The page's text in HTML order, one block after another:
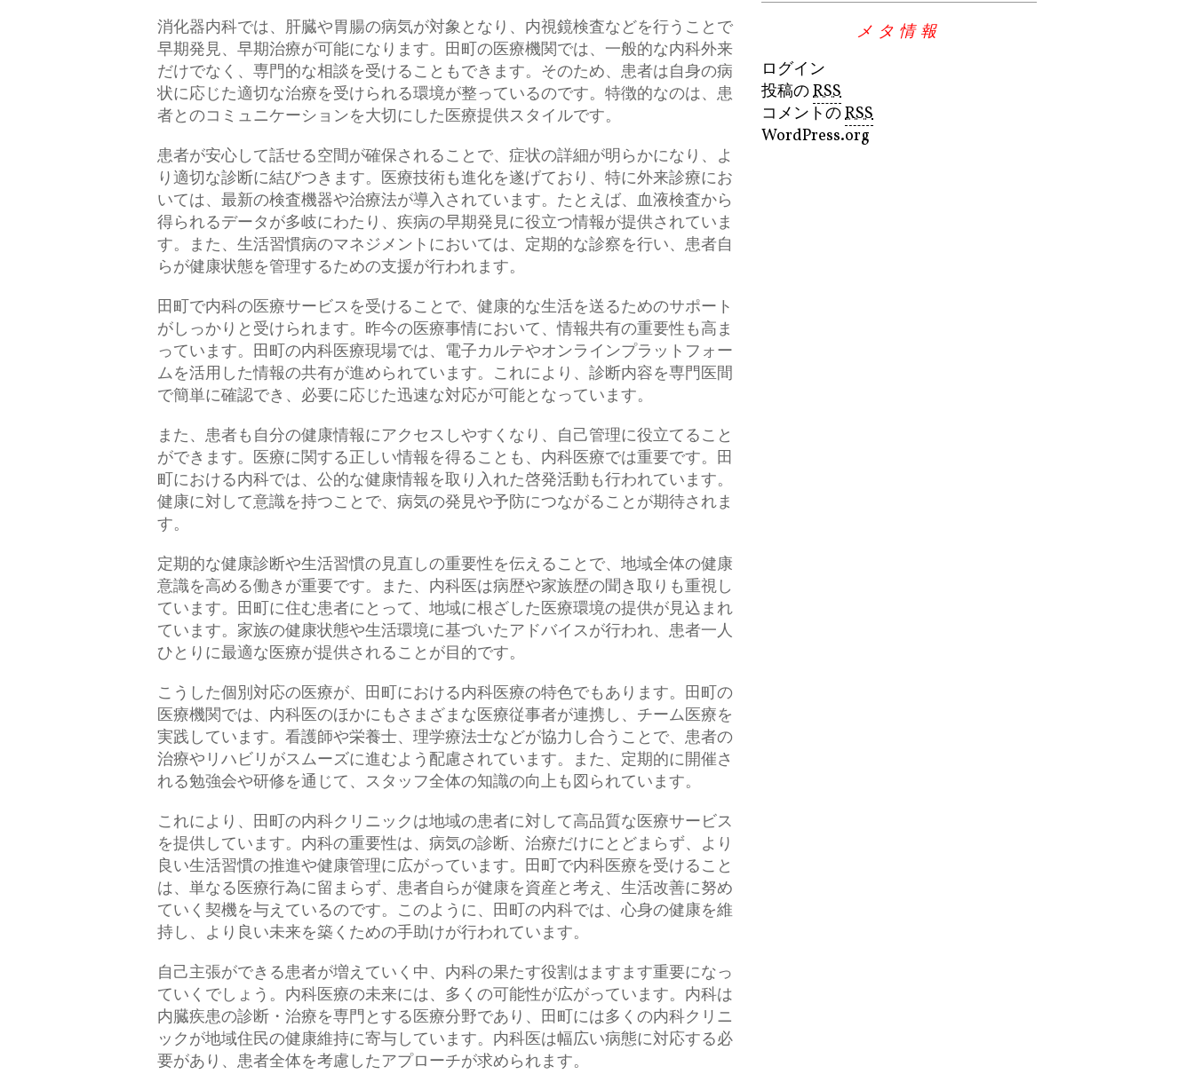
消化器内科では、肝臓や胃腸の病気が対象となり、内視鏡検査などを行うことで
早期発見、早期治療が可能になります。田町の医療機関では、一般的な内科外来
だけでなく、専門的な相談を受けることもできます。そのため、患者は自身の病
状に応じた適切な治療を受けられる環境が整っているのです。特徴的なのは、患
者とのコミュニケーションを大切にした医療提供スタイルです。
患者が安心して話せる空間が確保されることで、症状の詳細が明らかになり、よ
り適切な診断に結びつきます。医療技術も進化を遂げており、特に外来診療にお
いては、最新の検査機器や治療法が導入されています。たとえば、血液検査から
得られるデータが多岐にわたり、疾病の早期発見に役立つ情報が提供されていま
す。また、生活習慣病のマネジメントにおいては、定期的な診察を行い、患者自
らが健康状態を管理するための支援が行われます。
田町で内科の医療サービスを受けることで、健康的な生活を送るためのサポート
がしっかりと受けられます。昨今の医療事情において、情報共有の重要性も高ま
っています。田町の内科医療現場では、電子カルテやオンラインプラットフォー
ムを活用した情報の共有が進められています。これにより、診断内容を専門医間
で簡単に確認でき、必要に応じた迅速な対応が可能となっています。
また、患者も自分の健康情報にアクセスしやすくなり、自己管理に役立てること
ができます。医療に関する正しい情報を得ることも、内科医療では重要です。田
町における内科では、公的な健康情報を取り入れた啓発活動も行われています。
健康に対して意識を持つことで、病気の発見や予防につながることが期待されま
す。
定期的な健康診断や生活習慣の見直しの重要性を伝えることで、地域全体の健康
意識を高める働きが重要です。また、内科医は病歴や家族歴の聞き取りも重視し
ています。田町に住む患者にとって、地域に根ざした医療環境の提供が見込まれ
ています。家族の健康状態や生活環境に基づいたアドバイスが行われ、患者一人
ひとりに最適な医療が提供されることが目的です。
こうした個別対応の医療が、田町における内科医療の特色でもあります。田町の
医療機関では、内科医のほかにもさまざまな医療従事者が連携し、チーム医療を
実践しています。看護師や栄養士、理学療法士などが協力し合うことで、患者の
治療やリハビリがスムーズに進むよう配慮されています。また、定期的に開催さ
れる勉強会や研修を通じて、スタッフ全体の知識の向上も図られています。
これにより、田町の内科クリニックは地域の患者に対して高品質な医療サービス
を提供しています。内科の重要性は、病気の診断、治療だけにとどまらず、より
良い生活習慣の推進や健康管理に広がっています。田町で内科医療を受けること
は、単なる医療行為に留まらず、患者自らが健康を資産と考え、生活改善に努め
ていく契機を与えているのです。このように、田町の内科では、心身の健康を維
持し、より良い未来を築くための手助けが行われています。
自己主張ができる患者が増えていく中、内科の果たす役割はますます重要になっ
ていくでしょう。内科医療の未来には、多くの可能性が広がっています。内科は
内臓疾患の診断・治療を専門とする医療分野であり、田町には多くの内科クリニ
ックが地域住民の健康維持に寄与しています。内科医は幅広い病態に対応する必
要があり、患者全体を考慮したアプローチが求められます。
メタ情報
ログイン
投稿のRSS
コメントのRSS
WordPress.org